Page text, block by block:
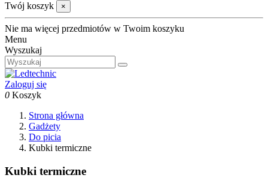
Twój koszyk
×
Nie ma więcej przedmiotów w Twoim koszyku
Menu
Wyszukaj
Zaloguj się
0 Koszyk
Strona główna
Gadżety
Do picia
Kubki termiczne
Kubki termiczne